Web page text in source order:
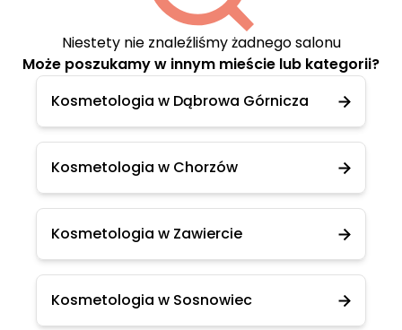
Niestety nie znaleźliśmy żadnego salonu
Może poszukamy w innym mieście lub kategorii?
Kosmetologia w Dąbrowa Górnicza
Kosmetologia w Chorzów
Kosmetologia w Zawiercie
Kosmetologia w Sosnowiec